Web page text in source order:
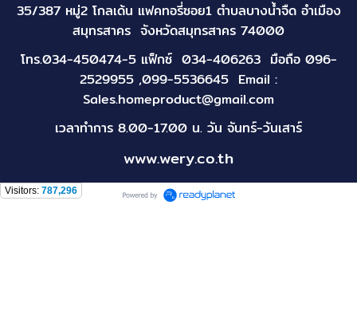
35/387 หมู่2 โกลเด้น แฟคทอรี่ซอย1 ตำบลบางน้ำจืด อำเมือง
สมุทรสาคร จังหวัดสมุทรสาคร 74000
โทร.034-450474-5 แฟ็กซ์ 034-406263 มือถือ 096-
2529955 ,099-5536645 Email :
Sales.homeproduct@gmail.com
เวลาทำการ 8.00-17.00 น. วัน จันทร์-วันเสาร์
www.wery.co.th
Visitors: 787,296